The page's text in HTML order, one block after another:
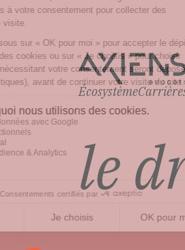
Écosystème
le